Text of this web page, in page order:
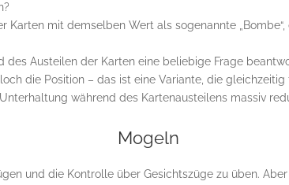
Karten mit demselben Wert als sogenannte
des Austeilen der Karten eine beliebige Frage
die Position – das ist eine Variante, die
während des Kartenausteilens massiv
Mogeln
und die Kontrolle über Gesichtszüge zu üben.